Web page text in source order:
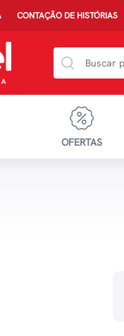
CONTAÇÃO DE HISTÓRIAS
OFERTAS